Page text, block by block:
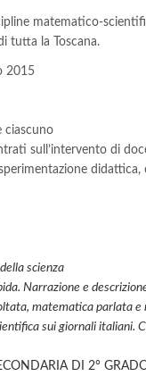
matematico-
tutta la Toscana.
2015
ciascuno
sull’intervento di
scienza
Narrazione e
matematica parlata e
sui giornali italiani.
DI 2°